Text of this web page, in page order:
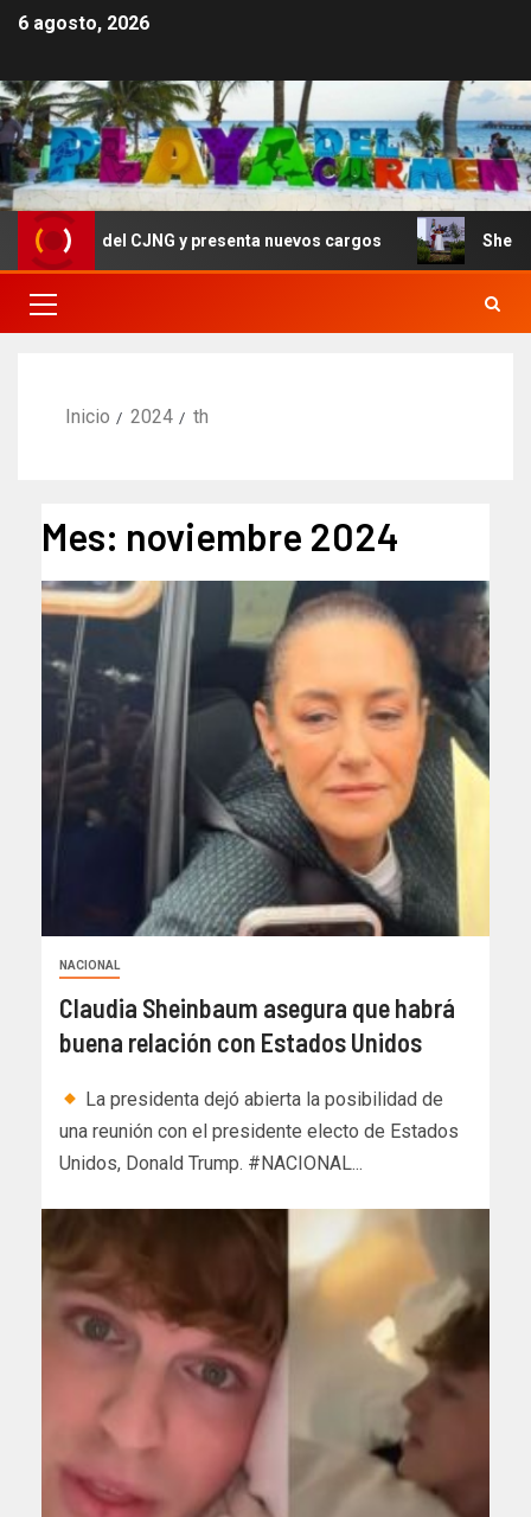
6 agosto, 2026
CJNG y presenta nuevos cargos Sheinbaum
Inicio 2024 th
Mes: noviembre 2024
NACIONAL
Claudia Sheinbaum asegura que habrá
buena relación con Estados Unidos
La presidenta dejó abierta la posibilidad de
una reunión con el presidente electo de Estados
Unidos, Donald Trump. #NACIONAL...